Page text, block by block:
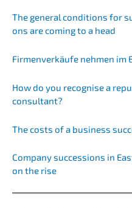
The general condi­ti­ons for
ons are coming to a head
Firmen­ver­käu­fe nehmen im
How do you recog­ni­se a
consultant?
The costs of a business
Compa­ny succes­si­ons in
on the rise